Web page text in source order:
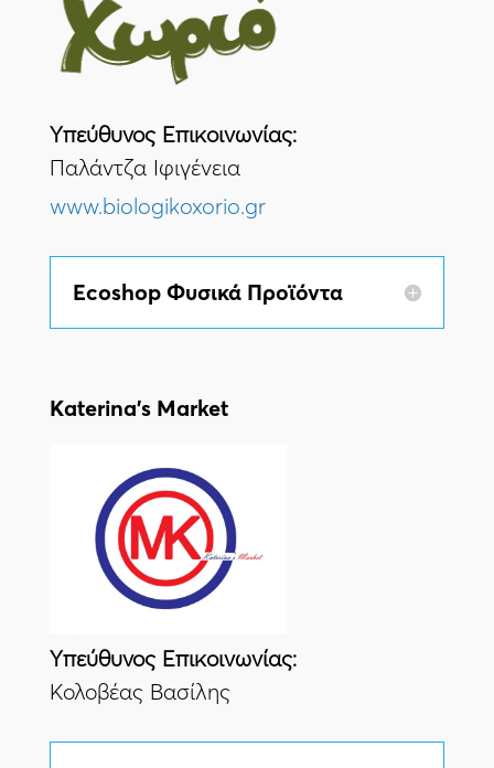
Yπεύθυνος Eπικοινωνίας:
Παλάντζα Ιφιγένεια
www.biologikoxorio.gr
Ecoshop Φυσικά Προϊόντα
Katerina’s Market
Yπεύθυνος Eπικοινωνίας:
Κολοβέας Βασίλης